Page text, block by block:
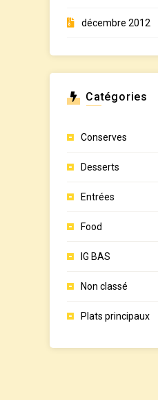
décembre 2012
Catégories
Conserves
Desserts
Entrées
Food
IG BAS
Non classé
Plats principaux